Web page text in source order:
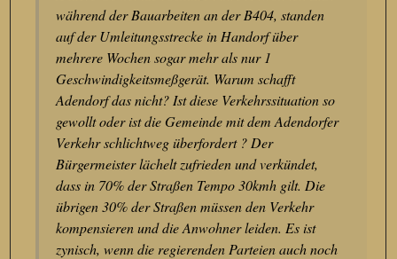
während der Bauarbeiten an der B404, standen
auf der Umleitungsstrecke in Handorf über
mehrere Wochen sogar mehr als nur 1
Geschwindigkeitsmeßgerät. Warum schafft
Adendorf das nicht? Ist diese Verkehrssituation so
gewollt oder ist die Gemeinde mit dem Adendorfer
Verkehr schlichtweg überfordert ? Der
Bürgermeister lächelt zufrieden und verkündet,
dass in 70% der Straßen Tempo 30kmh gilt. Die
übrigen 30% der Straßen müssen den Verkehr
kompensieren und die Anwohner leiden. Es ist
zynisch, wenn die regierenden Parteien auch noch